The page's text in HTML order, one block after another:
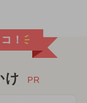
！
け PR